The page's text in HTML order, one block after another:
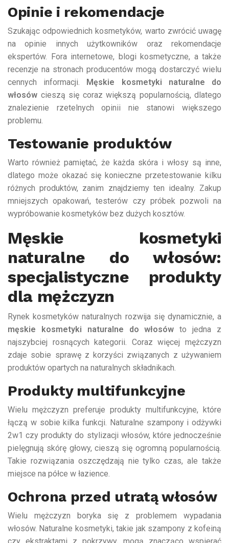
Opinie i rekomendacje
Szukając odpowiednich kosmetyków, warto zwrócić uwagę
na opinie innych użytkowników oraz rekomendacje
ekspertów. Fora internetowe, blogi kosmetyczne, a także
recenzje na stronach producentów mogą dostarczyć wielu
cennych informacji. Męskie kosmetyki naturalne do
włosów cieszą się coraz większą popularnością, dlatego
znalezienie rzetelnych opinii nie stanowi większego
problemu.
Testowanie produktów
Warto również pamiętać, że każda skóra i włosy są inne,
dlatego może okazać się konieczne przetestowanie kilku
różnych produktów, zanim znajdziemy ten idealny. Zakup
mniejszych opakowań, testerów czy próbek pozwoli na
wypróbowanie kosmetyków bez dużych kosztów.
Męskie kosmetyki
naturalne do włosów:
specjalistyczne produkty
dla mężczyzn
Rynek kosmetyków naturalnych rozwija się dynamicznie, a
męskie kosmetyki naturalne do włosów to jedna z
najszybciej rosnących kategorii. Coraz więcej mężczyzn
zdaje sobie sprawę z korzyści związanych z używaniem
produktów opartych na naturalnych składnikach.
Produkty multifunkcyjne
Wielu mężczyzn preferuje produkty multifunkcyjne, które
łączą w sobie kilka funkcji. Naturalne szampony i odżywki
2w1 czy produkty do stylizacji włosów, które jednocześnie
pielęgnują skórę głowy, cieszą się ogromną popularnością.
Takie rozwiązania oszczędzają nie tylko czas, ale także
miejsce na półce w łazience.
Ochrona przed utratą włosów
Wielu mężczyzn boryka się z problemem wypadania
włosów. Naturalne kosmetyki, takie jak szampony z kofeiną
czy ekstraktami z pokrzywy, mogą znacząco wspierać